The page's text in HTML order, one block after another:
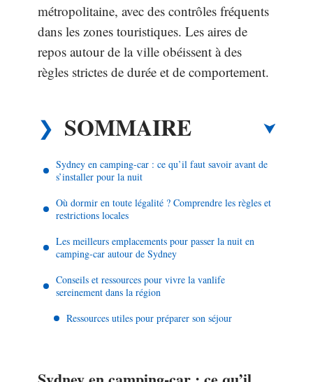
métropolitaine, avec des contrôles fréquents
dans les zones touristiques. Les aires de
repos autour de la ville obéissent à des
règles strictes de durée et de comportement.
SOMMAIRE
Sydney en camping-car : ce qu’il faut savoir avant de
s’installer pour la nuit
Où dormir en toute légalité ? Comprendre les règles et
restrictions locales
Les meilleurs emplacements pour passer la nuit en
camping-car autour de Sydney
Conseils et ressources pour vivre la vanlife
sereinement dans la région
Ressources utiles pour préparer son séjour